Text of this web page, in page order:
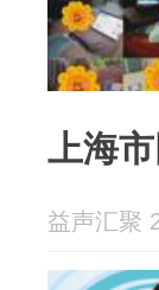
上海
益声汇聚